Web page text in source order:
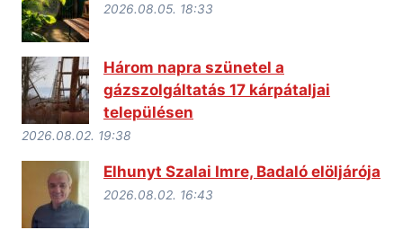
2026.08.05. 18:33
Három napra szünetel a
gázszolgáltatás 17 kárpátaljai
településen
2026.08.02. 19:38
Elhunyt Szalai Imre, Badaló elöljárója
2026.08.02. 16:43